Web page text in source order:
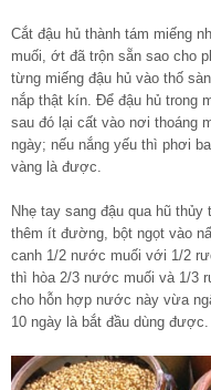
Cắt đậu hủ thành tám miếng
muối, ớt đã trộn sẵn sao cho
từng miếng đậu hủ vào thố
nắp thật kín. Để đậu hủ trong
sau đó lại cất vào nơi thoáng
ngày; nếu nắng yếu thì phơi
vàng là được.
Nhẹ tay sang đậu qua hũ
thêm ít đường, bột ngọt vào
canh 1/2 nước muối với 1/2
thì hòa 2/3 nước muối và 1/3
cho hỗn hợp nước này vừa
10 ngày là bắt đầu dùng được.